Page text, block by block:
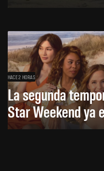
HACE 2 HORAS
La segunda
Star Weekend ya